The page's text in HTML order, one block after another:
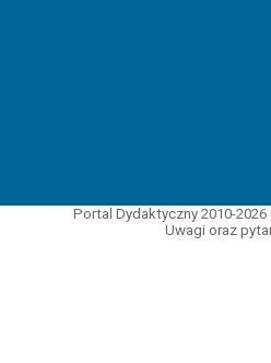
Portal Dydaktyczny 2010-
Uwagi oraz